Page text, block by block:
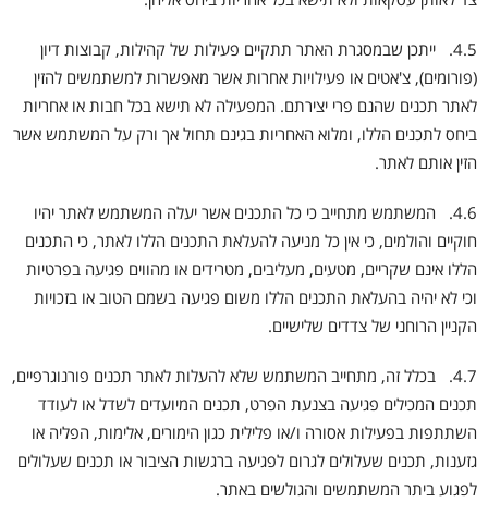
4.5. ייתכן שבמסגרת האתר תתקיים פעילות של קהילות, קבוצות דיון
(פורומים), צ'אטים או פעילויות אחרות אשר מאפשרות למשתמשים להזין
לאתר תכנים שהנם פרי יצירתם. המפעילה לא תישא בכל חבות או אחריות
ביחס לתכנים הללו, ומלוא האחריות בגינם תחול אך ורק על המשתמש אשר
הזין אותם לאתר.
4.6. המשתמש מתחייב כי כל התכנים אשר יעלה המשתמש לאתר יהיו
חוקיים והולמים, כי אין כל מניעה להעלאת התכנים הללו לאתר, כי התכנים
הללו אינם שקריים, מטעים, מעליבים, מטרידים או מהווים פגיעה בפרטיות
וכי לא יהיה בהעלאת התכנים הללו משום פגיעה בשמם הטוב או בזכויות
הקניין הרוחני של צדדים שלישיים.
4.7. בכלל זה, מתחייב המשתמש שלא להעלות לאתר תכנים פורנוגרפיים,
תכנים המכילים פגיעה בצנעת הפרט, תכנים המיועדים לשדל או לעודד
השתתפות בפעילות אסורה ו/או פלילית כגון הימורים, אלימות, הפליה או
גזענות, תכנים שעלולים לגרום לפגיעה ברגשות הציבור או תכנים שעלולים
לפגוע ביתר המשתמשים והגולשים באתר.